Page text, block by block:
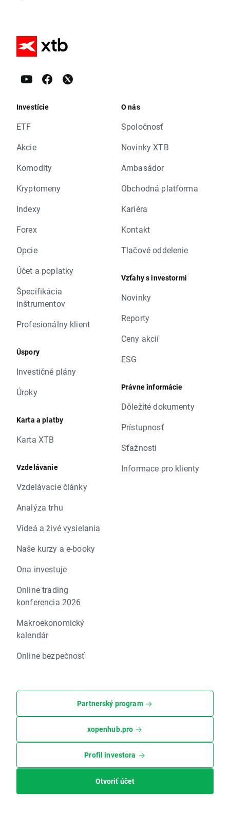
Investície
ETF
Akcie
Komodity
Kryptomeny
Indexy
Forex
Opcie
Účet a poplatky
Špecifikácia
inštrumentov
Profesionálny klient
Úspory
Investičné plány
Úroky
Karta a platby
Karta XTB
Vzdelávanie
Vzdelávacie články
Analýza trhu
Videá a živé vysielania
Naše kurzy a e-booky
Ona investuje
Online trading
konferencia 2026
Makroekonomický
kalendár
Online bezpečnosť
O nás
Spoločnosť
Novinky XTB
Ambasádor
Obchodná platforma
Kariéra
Kontakt
Tlačové oddelenie
Vzťahy s investormi
Novinky
Reporty
Ceny akcií
ESG
Právne informácie
Dôležité dokumenty
Prístupnosť
Sťažnosti
Informace pro klienty
Partnerský program
xopenhub.pro
Profil investora
Otvoriť účet